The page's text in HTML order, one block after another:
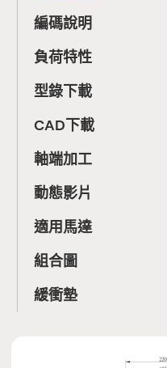
編碼說明
負荷特性
型錄下載
CAD下載
軸端加工
動態影片
適用馬達
組合圖
緩衝墊